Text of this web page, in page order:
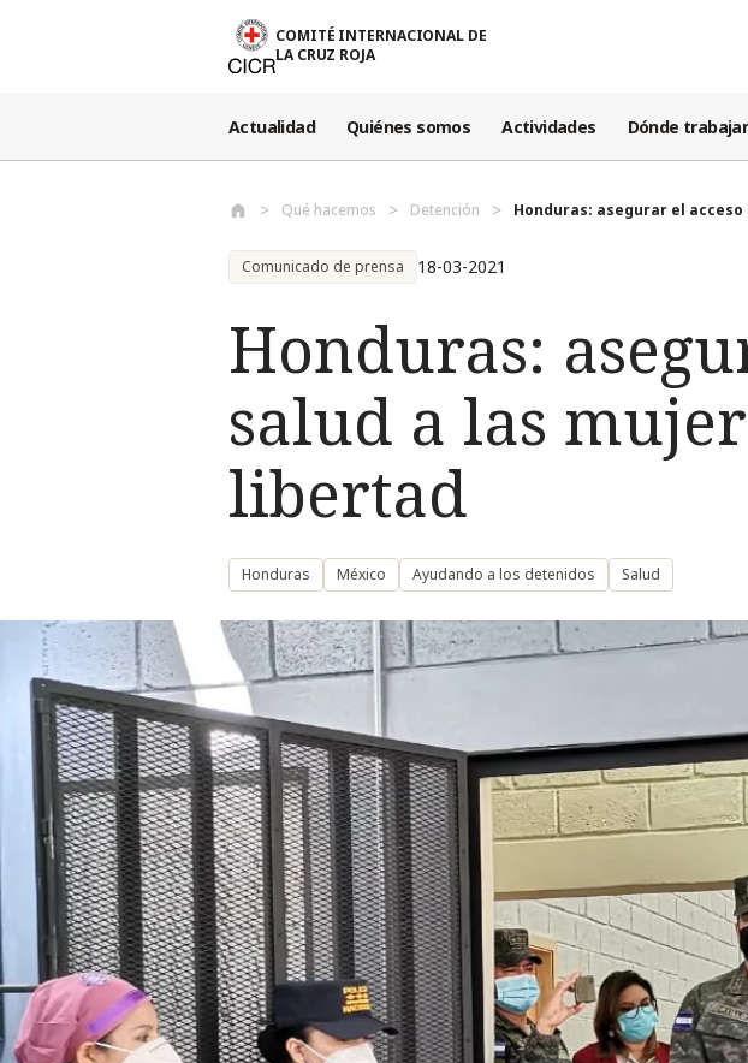
COMITÉ INTERNACIONAL DE
LA CRUZ ROJA
Actualidad Quiénes somos Actividades Dónde
Qué hacemos Detención Honduras: asegurar el acceso
Comunicado de prensa 18-03-2021
Honduras:
salud a las
libertad
Honduras México Ayudando a los detenidos Salud